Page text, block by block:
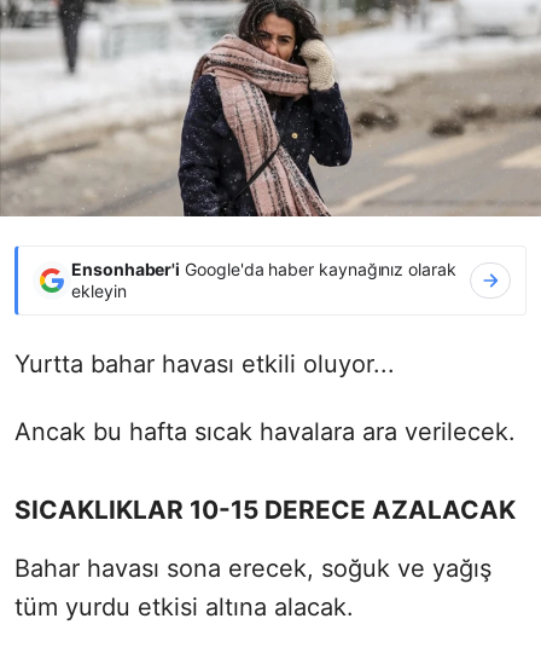
Ensonhaber'i Google'da haber kaynağınız olarak
ekleyin
Yurtta bahar havası etkili oluyor...
Ancak bu hafta sıcak havalara ara verilecek.
SICAKLIKLAR 10-15 DERECE AZALACAK
Bahar havası sona erecek, soğuk ve yağış
tüm yurdu etkisi altına alacak.